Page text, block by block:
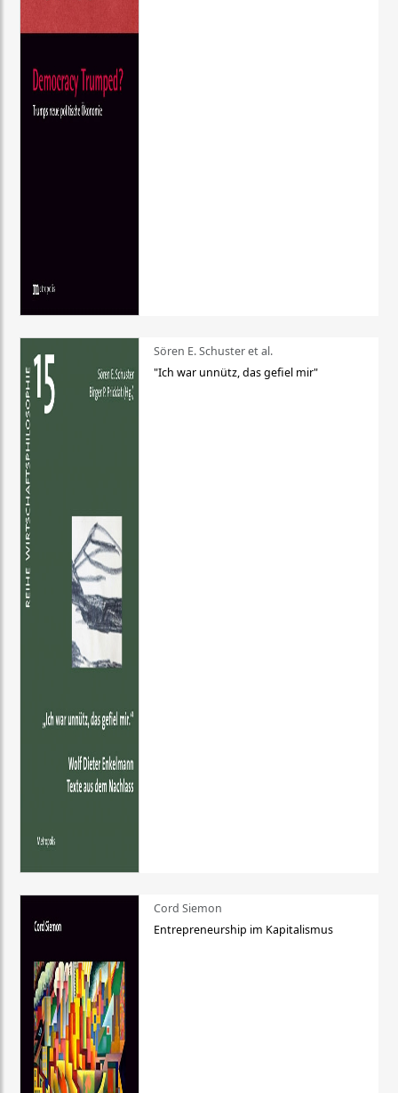
Sören E. Schuster et al.
"Ich war unnütz, das gefiel mir"
Cord Siemon
Entrepreneurship im Kapitalismus